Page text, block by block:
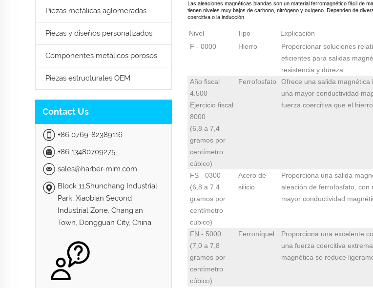
Piezas metálicas aglomeradas
Piezas y diseños personalizados
Componentes metálicos porosos
Piezas estructurales OEM
Contact Us
+86 0769-82389116
+86 13480709275
sales@harber-mim.com
Block 11,Shunchang Industrial
Park, Xiaobian Second
Industrial Zone, Chang'an
Town, Dongguan City, China
Las aleaciones magnéticas blandas son un material ferromagnético fácil de
tienen niveles muy bajos de carbono, nitrógeno y oxígeno. Dependen de
coercitiva o la inducción.
Nivel Tipo Explicación
F - 0000
Hierro
Proporcionar soluciones
eficientes para salidas
resistencia y dureza
Año fiscal
4.500
Ejercicio fiscal
8000
(6,8 a 7,4
gramos por
centímetro
cúbico)
Ferrofosfato
Ofrece una salida magnética
una mayor conductividad
fuerza coercitiva que el hierro
FS - 0300
(6,8 a 7,4
gramos por
centímetro
cúbico)
Acero de
silicio
Proporciona una salida
aleación de ferrofosfato, con
mayor conductividad
FN - 5000
(7,0 a 7,8
gramos por
centímetro
cúbico)
Ferroníquel
Proporciona una excelente
una fuerza coercitiva
magnética se reduce